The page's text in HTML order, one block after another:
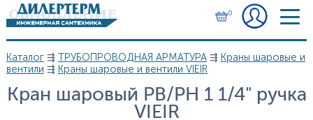
Перейти к основному содержанию
0
Вы здесь
Каталог⇶ ТРУБОПРОВОДНАЯ АРМАТУРА⇶ Краны шаровые и
вентили ⇶ Краны шаровые и вентили VIEIR
Кран шаровый РВ/РН 1 1/4" ручка
VIEIR